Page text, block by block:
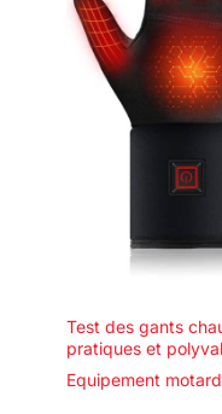
Test des gants
pratiques et
Equipement motard